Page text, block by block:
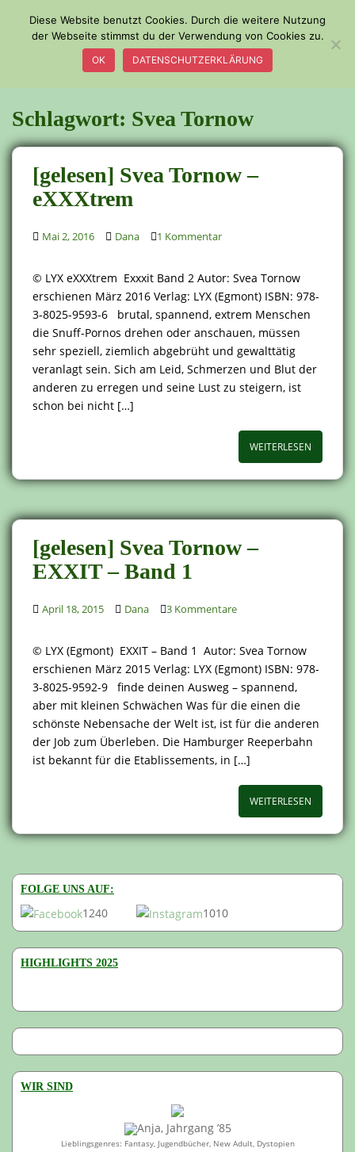
Schlagwort: Svea Tornow
[gelesen] Svea Tornow –
eXXXtrem
Mai 2, 2016 Dana 1 Kommentar
© LYX eXXXtrem Exxxit Band 2 Autor: Svea Tornow
erschienen März 2016 Verlag: LYX (Egmont) ISBN: 978-
3-8025-9593-6 brutal, spannend, extrem Menschen
die Snuff-Pornos drehen oder anschauen, müssen
sehr speziell, ziemlich abgebrüht und gewalttätig
veranlagt sein. Sich am Leid, Schmerzen und Blut der
anderen zu erregen und seine Lust zu steigern, ist
schon bei nicht […]
WEITERLESEN
[gelesen] Svea Tornow –
EXXIT – Band 1
April 18, 2015 Dana 3 Kommentare
© LYX (Egmont) EXXIT – Band 1 Autor: Svea Tornow
erschienen März 2015 Verlag: LYX (Egmont) ISBN: 978-
3-8025-9592-9 finde deinen Ausweg – spannend,
aber mit kleinen Schwächen Was für die einen die
schönste Nebensache der Welt ist, ist für die anderen
der Job zum Überleben. Die Hamburger Reeperbahn
ist bekannt für die Etablissements, in […]
WEITERLESEN
FOLGE UNS AUF:
1240 1010
HIGHLIGHTS 2025
WIR SIND
Anja, Jahrgang ’85
Lieblingsgenres: Fantasy, Jugendbücher, New Adult, Dystopien
Diese Website benutzt Cookies. Durch die weitere Nutzung
der Webseite stimmst du der Verwendung von Cookies zu.
OK DATENSCHUTZERKLÄRUNG